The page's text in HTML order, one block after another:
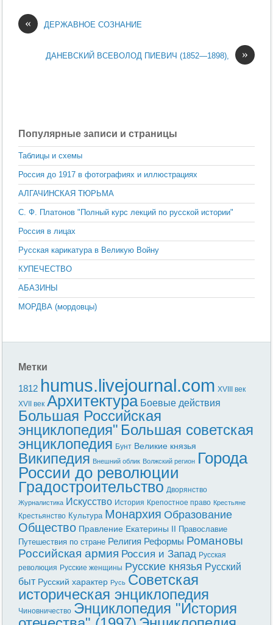
« ДЕРЖАВНОЕ СОЗНАНИЕ
»
ДАНЕВСКИЙ ВСЕВОЛОД ПИЕВИЧ (1852—1898),
Популярные записи и страницы
Таблицы и схемы
Россия до 1917 в фотографиях и иллюстрациях
АЛГАЧИНСКАЯ ТЮРЬМА
С. Ф. Платонов "Полный курс лекций по русской истории"
Россия в лицах
Русская карикатура в Великую Войну
КУПЕЧЕСТВО
АБАЗИНЫ
МОРДВА (мордовцы)
Метки
1812 humus.livejournal.com XVIII век
XVII век Архитектура Боевые действия
Большая Российская
энциклопедия" Большая советская
энциклопедия Бунт Великие князья
Википедия Внешний облик Волжский регион Города
России до революции
Градостроительство Дворянство
Журналистика Искусство История Крепостное право Крестьяне
Крестьянство Культура Монархия Образование
Общество Правление Екатерины II Православие
Путешествия по стране Религия Реформы Романовы
Российская армия Россия и Запад Русская
революция Русские женщины Русские князья Русский
быт Русский характер Русь Советская
историческая энциклопедия
Чиновничество Энциклопедия "История